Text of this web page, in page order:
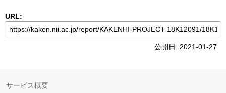
URL:
公開日: 2021-01-27
サービス概要